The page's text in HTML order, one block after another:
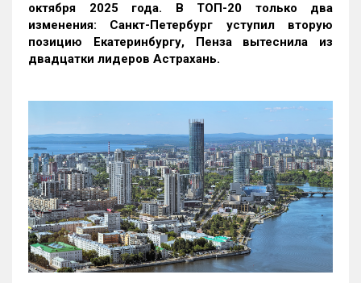
октября 2025 года. В ТОП-20 только два
изменения: Санкт-Петербург уступил вторую
позицию Екатеринбургу, Пенза вытеснила из
двадцатки лидеров Астрахань.